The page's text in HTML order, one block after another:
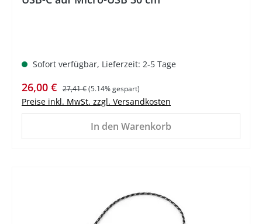
Sofort verfügbar, Lieferzeit: 2-5 Tage
Verkaufspreis:
26,00 € Regulärer Preis:
27,41 €(5.14% gespart)
Preise inkl. MwSt. zzgl. Versandkosten
In den Warenkorb